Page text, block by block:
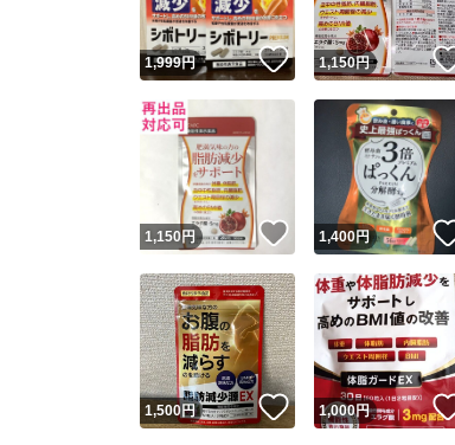
1,999円 いいね！
1,150円
1,150円 いいね！
1,400円
1,500円 いいね！
1,000円